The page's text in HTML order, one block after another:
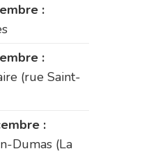
:
:
(rue Saint-
:
Dumas (La